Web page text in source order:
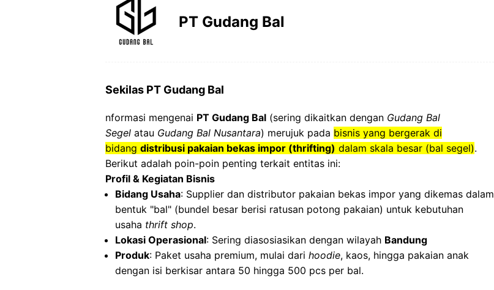
PT Gudang Bal
Sekilas PT Gudang Bal
nformasi mengenai PT Gudang Bal (sering dikaitkan dengan Gudang Bal
Segel atau Gudang Bal Nusantara) merujuk pada bisnis yang bergerak di
bidang distribusi pakaian bekas impor (thrifting) dalam skala besar (bal segel).
Berikut adalah poin-poin penting terkait entitas ini:
Profil & Kegiatan Bisnis
Bidang Usaha: Supplier dan distributor pakaian bekas impor yang dikemas dalam
bentuk "bal" (bundel besar berisi ratusan potong pakaian) untuk kebutuhan
usaha thrift shop.
Lokasi Operasional: Sering diasosiasikan dengan wilayah Bandung
Produk: Paket usaha premium, mulai dari hoodie, kaos, hingga pakaian anak
dengan isi berkisar antara 50 hingga 500 pcs per bal.